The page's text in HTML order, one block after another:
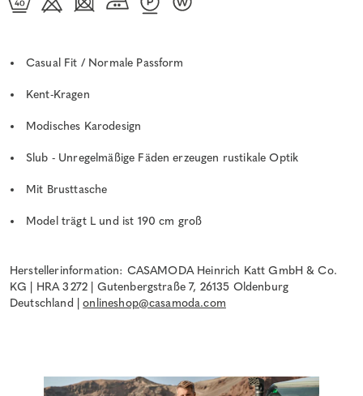
Casual Fit / Normale Passform
Kent-Kragen
Modisches Karodesign
Slub - Unregelmäßige Fäden erzeugen rustikale Optik
Mit Brusttasche
Model trägt L und ist 190 cm groß
Herstellerinformation: CASAMODA Heinrich Katt GmbH & Co.
KG | HRA 3272 | Gutenbergstraße 7, 26135 Oldenburg
Deutschland |onlineshop@casamoda.com